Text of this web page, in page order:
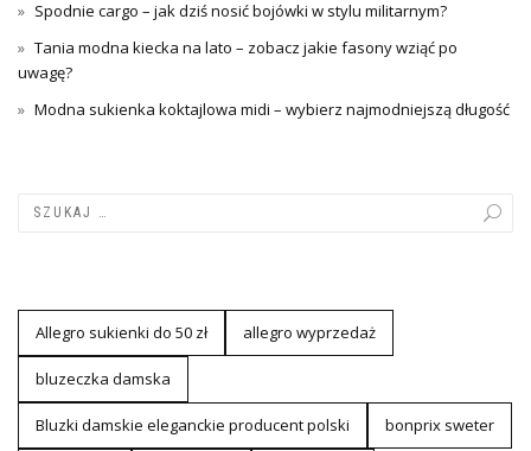
Spodnie cargo – jak dziś nosić bojówki w stylu militarnym?
Tania modna kiecka na lato – zobacz jakie fasony wziąć po
uwagę?
Modna sukienka koktajlowa midi – wybierz najmodniejszą długość
Allegro sukienki do 50 zł allegro wyprzedaż
bluzeczka damska
Bluzki damskie eleganckie producent polski bonprix sweter